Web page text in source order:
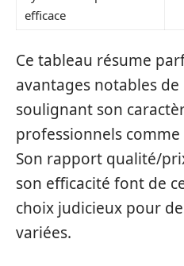
efficace
Ce tableau résume
avantages notables de
soulignant son
professionnels
Son rapport qualité/
son efficacité font de
choix judicieux pour
variées.